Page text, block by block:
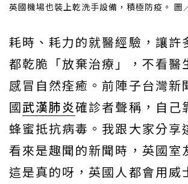
英國機場也裝上乾洗手設備，積極防疫。
耗時、耗力的就醫經驗，讓許
都乾脆「放棄治療」，不看醫
感冒自然痊癒。前陣子台灣新
國武漢肺炎確診者聲稱，自己
蜂蜜抵抗病毒。我跟大家分享
看來是趣聞的新聞時，英國室
這是真的呀，英國人都會用威